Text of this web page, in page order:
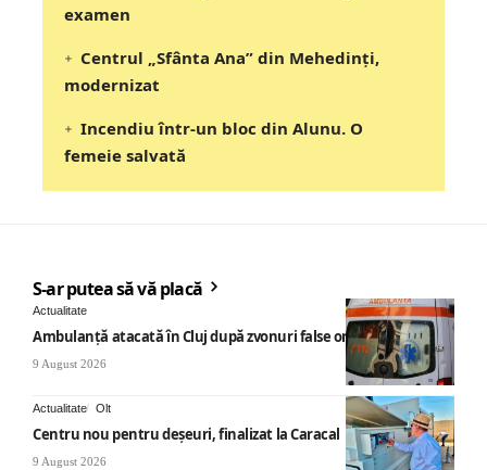
examen
Centrul „Sfânta Ana” din Mehedinți,
modernizat
Incendiu într-un bloc din Alunu. O
femeie salvată
S-ar putea să vă placă
Actualitate
Ambulanță atacată în Cluj după zvonuri false online
9 August 2026
Actualitate Olt
Centru nou pentru deșeuri, finalizat la Caracal
9 August 2026